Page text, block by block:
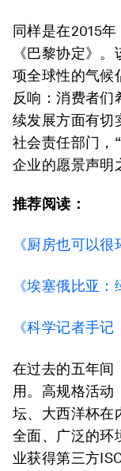
同样是在2015
《巴黎协定》
项全球性的气候
反响：消费者们
续发展方面有切
社会责任部门，
企业的愿景声明
推荐阅读：
《厨房也可以很
《埃塞俄比亚：
《科学记者手记
在过去的五年间
用。高规格活动
坛、大西洋杯在
全面、广泛的环
业获得第三方